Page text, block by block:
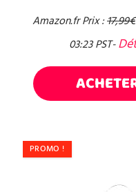
Amazon.fr Prix :17,99€
03:23 PST-
PROMO !